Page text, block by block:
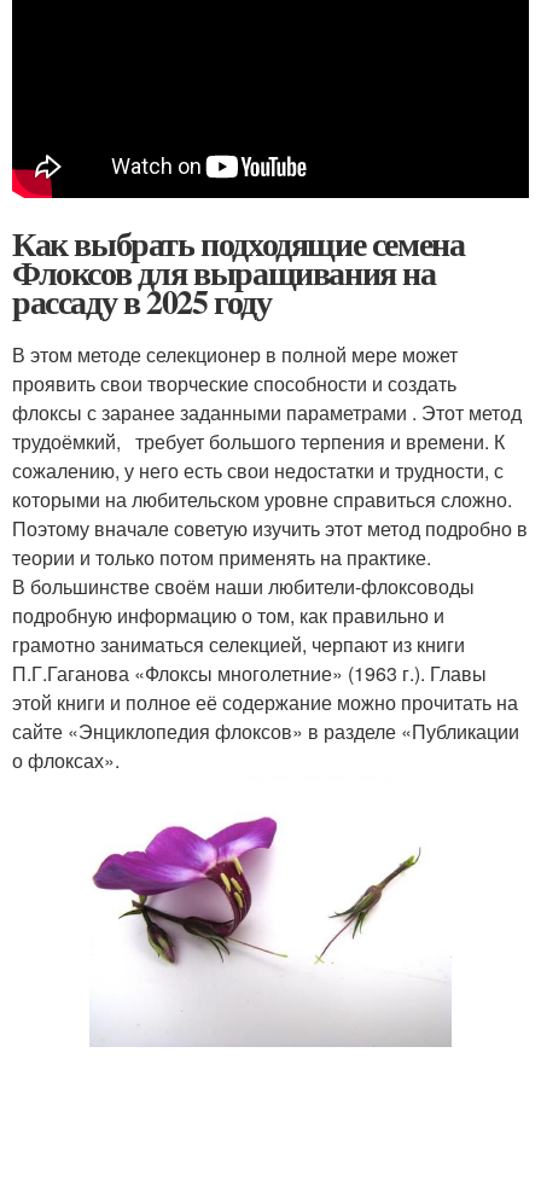
Как выбрать подходящие семена
Флоксов для выращивания на
рассаду в 2025 году
В этом методе селекционер в полной мере может
проявить свои творческие способности и создать
флоксы с заранее заданными параметрами . Этот метод
трудоёмкий, требует большого терпения и времени. К
сожалению, у него есть свои недостатки и трудности, с
которыми на любительском уровне справиться сложно.
Поэтому вначале советую изучить этот метод подробно в
теории и только потом применять на практике.
В большинстве своём наши любители-флоксоводы
подробную информацию о том, как правильно и
грамотно заниматься селекцией, черпают из книги
П.Г.Гаганова «Флоксы многолетние» (1963 г.). Главы
этой книги и полное её содержание можно прочитать на
сайте «Энциклопедия флоксов» в разделе «Публикации
о флоксах».